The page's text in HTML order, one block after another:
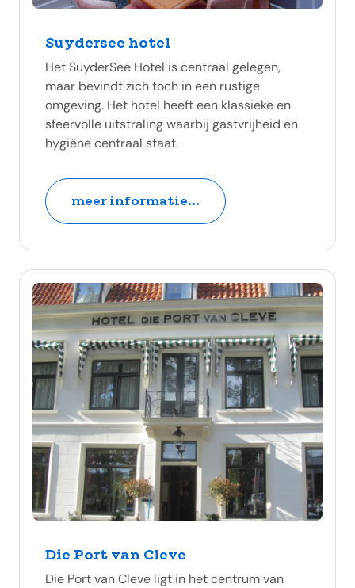
Suydersee hotel
Het SuyderSee Hotel is centraal gelegen,
maar bevindt zich toch in een rustige
omgeving. Het hotel heeft een klassieke en
sfeervolle uitstraling waarbij gastvrijheid en
hygiëne centraal staat.
meer informatie...
Die Port van Cleve
Die Port van Cleve ligt in het centrum van